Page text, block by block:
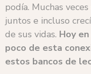
podía. Muchas
juntos e incluso
de sus vidas. Hoy
poco de esta
estos bancos de